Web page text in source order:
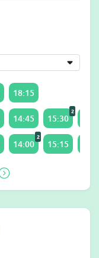
18:15
14:45 15:30
2
14:00
2
15:15